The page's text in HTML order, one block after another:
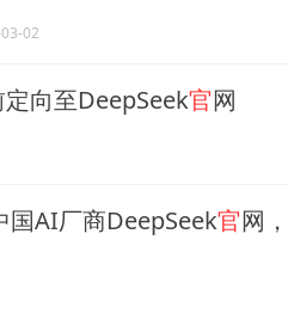
02
向至DeepSeek官网
国AI厂商DeepSeek官网，